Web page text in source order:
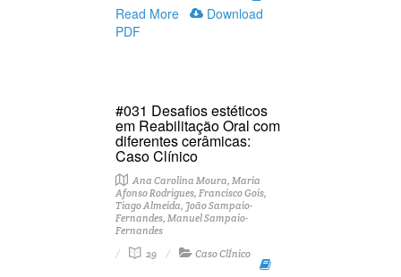
Read More
Download
PDF
#031 Desafios estéticos
em Reabilitação Oral com
diferentes cerâmicas:
Caso Clínico
Ana Carolina Moura, Maria
Afonso Rodrigues, Francisco Gois,
Tiago Almeida, João Sampaio-
Fernandes, Manuel Sampaio-
Fernandes
29
Caso ClÍnico